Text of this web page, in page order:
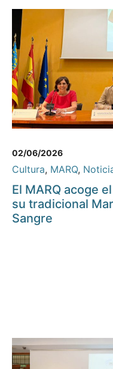
02/06/2026
Cultura, MARQ,
El MARQ acoge
su tradicional
Sangre